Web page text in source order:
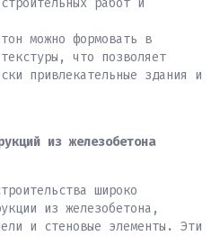
работ и
можно формовать в
что позволяет
привлекательные здания и
из железобетона
широко
из железобетона,
и стеновые элементы. Эти